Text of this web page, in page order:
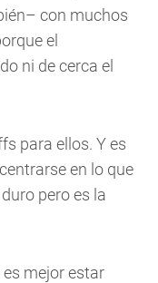
con muchos
el
ni de cerca el
para ellos. Y es
en lo que
pero es la
mejor estar